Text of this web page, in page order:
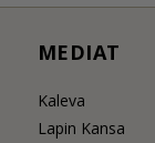
MEDIAT
Kaleva
Lapin Kansa